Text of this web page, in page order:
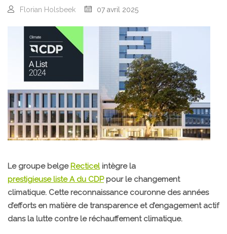
Florian Holsbeek 07 avril 2025
Le groupe belge Recticelintègre la
prestigieuse liste A du CDPpour le changement
climatique. Cette reconnaissance couronne des années
d’efforts en matière de transparence et d’engagement actif
dans la lutte contre le réchauffement climatique.